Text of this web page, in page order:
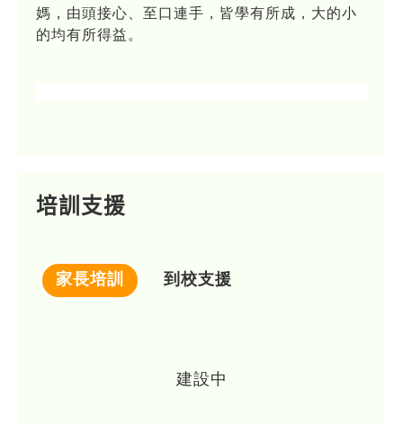
媽，由頭接心、至口連手，皆學有所成，大的小
的均有所得益。
培訓支援
家長培訓 到校支援
建設中